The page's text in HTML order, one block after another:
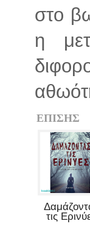
στο
η
ΕΠΙΣΗΣ
τις